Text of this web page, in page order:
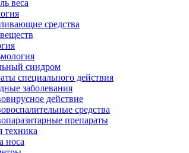
веса
средства
синдром
специального действия
заболевания
действие
средства
препараты
техника
носа